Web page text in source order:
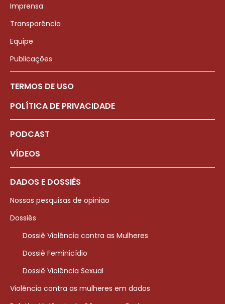
Imprensa
Transparência
Equipe
Publicações
TERMOS DE USO
POLÍTICA DE PRIVACIDADE
PODCAST
VÍDEOS
DADOS E DOSSIÊS
Nossas pesquisas de opinião
Dossiês
Dossiê Violência contra as Mulheres
Dossiê Feminicídio
Dossiê Violência Sexual
Violência contra as mulheres em dados